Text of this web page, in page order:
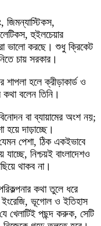
জিমন্যাস্টিকস,
হুইলচেয়ার
ভালো করছে। শুধু ক্রিকেট
চায় সরকার।
শাপলা হলে ক্রীড়াকার্ড ও
কথা বলেন তিনি।
বা ব্যায়ামের অংশ নয়;
হয়ে দাড়াচ্ছে।
যেমন পেশা, ঠিক একইভাবে
নিশ্চয়ই বাংলাদেশও
থাকব না।
কথা তুলে ধরে
ভূগোল ও ইতিহাস
খেলাটিই পছন্দ করুক, সেটি